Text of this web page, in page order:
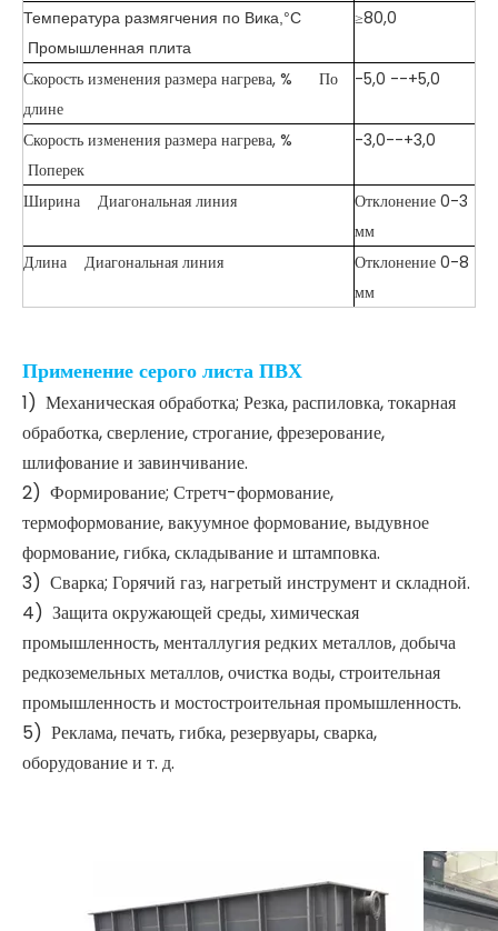
Температура размягчения по Вика,°C
Промышленная плита
≥80,0
Скорость изменения размера нагрева, % По
длине
-5,0 --+5,0
Скорость изменения размера нагрева, %
Поперек
-3,0--+3,0
Ширина Диагональная линия
Отклонение 0-3
мм
Длина Диагональная линия
Отклонение 0-8
мм
Применение серого листа ПВХ
1) Механическая обработка; Резка, распиловка, токарная
обработка, сверление, строгание, фрезерование,
шлифование и завинчивание.
2) Формирование; Стретч-формование,
термоформование, вакуумное формование, выдувное
формование, гибка, складывание и штамповка.
3) Сварка; Горячий газ, нагретый инструмент и складной.
4) Защита окружающей среды, химическая
промышленность, менталлугия редких металлов, добыча
редкоземельных металлов, очистка воды, строительная
промышленность и мостостроительная промышленность.
5) Реклама, печать, гибка, резервуары, сварка,
оборудование и т. д.